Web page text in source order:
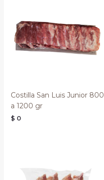
Costilla San Luis Junior 800
a 1200 gr
$ 0